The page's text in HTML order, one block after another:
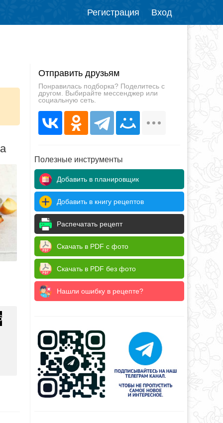
Регистрация Вход
Отправить друзьям
Понравилась подборка? Поделитесь с
другом. Выбирайте мессенджер или
социальную сеть.
Полезные инструменты
Добавить в планировщик
Добавить в книгу рецептов
Распечатать рецепт
Скачать в PDF с фото
Скачать в PDF без фото
Нашли ошибку в рецепте?